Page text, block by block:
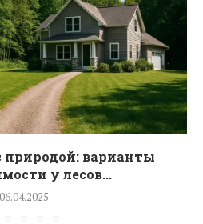
варианты
у лесов...
06.04.2025